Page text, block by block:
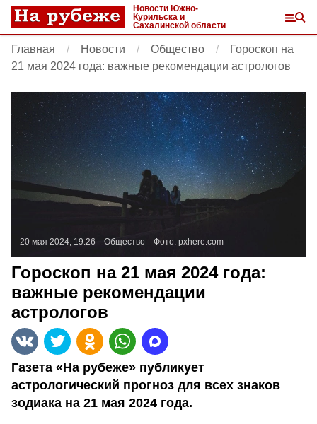
Новости Южно-
Курильска и
Сахалинской области
Главная Новости Общество
Гороскоп на
21 мая 2024 года: важные рекомендации астрологов
20 мая 2024, 19:26 Общество Фото: pxhere.com
Гороскоп на 21 мая 2024 года:
важные рекомендации
астрологов
Газета «На рубеже» публикует
астрологический прогноз для всех знаков
зодиака на 21 мая 2024 года.